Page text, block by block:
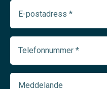
E-
postadress
(Required)
Telefonnummer
(Required)
Meddelande